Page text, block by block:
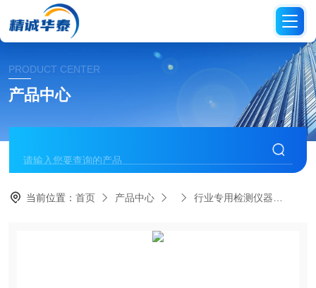
PRODUCT CENTER
产品中心
当前位置：首页 产品中心 行业专用检测仪器